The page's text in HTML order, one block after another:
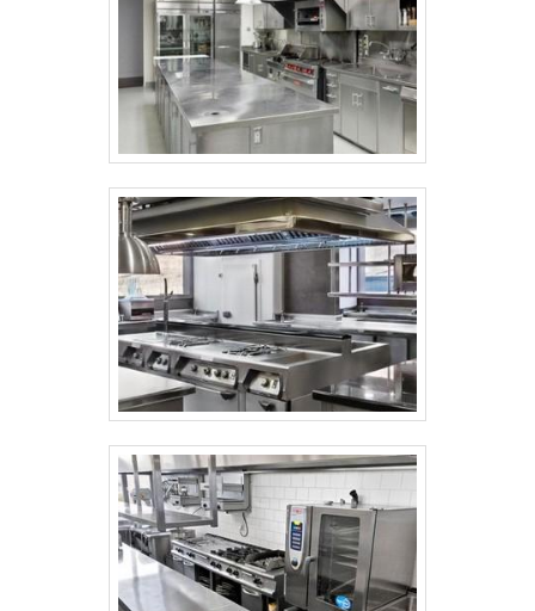
comprometida com os serviços e
altamente qualificada, qualificações
construídas por focar suas ações no
resultado final, tendo escritório de alta
qualidade onde são realizadas as
atividades e possuir materiais sofisticados.
Esses fatores, somados a um time com
equipe empenhada em criar a melhor
experiência para seus clientes e
profissionais comprometidos, fecha todo o
ciclo de entrega com excelência para toda
a carteira de clientes. .